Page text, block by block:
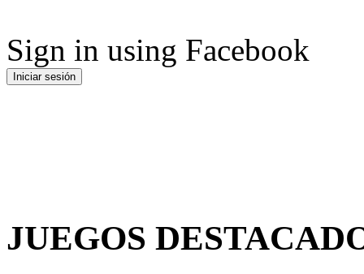
Sign in using Facebook
JUEGOS